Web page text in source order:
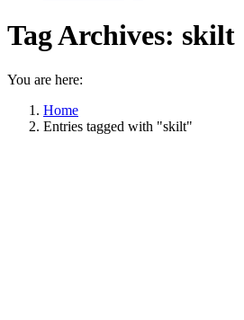
Tag Archives: skilt
You are here:
Home
Entries tagged with "skilt"